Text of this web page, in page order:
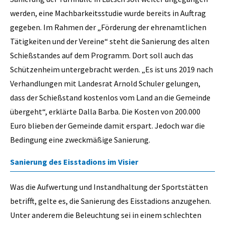
werden, eine Machbarkeitsstudie wurde bereits in Auftrag
gegeben. Im Rahmen der „Förderung der ehrenamtlichen
Tätigkeiten und der Vereine“ steht die Sanierung des alten
Schießstandes auf dem Programm. Dort soll auch das
Schützenheim untergebracht werden. „Es ist uns 2019 nach
Verhandlungen mit Landesrat Arnold Schuler gelungen,
dass der Schießstand kostenlos vom Land an die Gemeinde
übergeht“, erklärte Dalla Barba. Die Kosten von 200.000
Euro blieben der Gemeinde damit erspart. Jedoch war die
Bedingung eine zweckmäßige Sanierung.
Sanierung des Eisstadions im Visier
Was die Aufwertung und Instandhaltung der Sportstätten
betrifft, gelte es, die Sanierung des Eisstadions anzugehen.
Unter anderem die Beleuchtung sei in einem schlechten